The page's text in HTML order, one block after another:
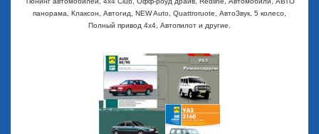
панорама, Клаксон, Автогид, NEW Auto, Quattroruote, АвтоЗвук, 5 колесо,
Полный привод 4х4, Автопилот и другие.